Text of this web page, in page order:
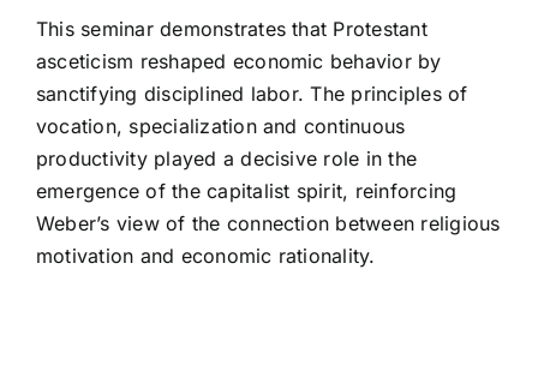
This seminar demonstrates that Protestant
asceticism reshaped economic behavior by
sanctifying disciplined labor. The principles of
vocation, specialization and continuous
productivity played a decisive role in the
emergence of the capitalist spirit, reinforcing
Weber’s view of the connection between religious
motivation and economic rationality.